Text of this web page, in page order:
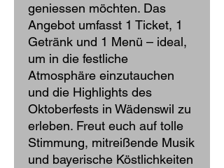
geniessen möchten. Das
Angebot umfasst 1 Ticket, 1
Getränk und 1 Menü – ideal,
um in die festliche
Atmosphäre einzutauchen
und die Highlights des
Oktoberfests in Wädenswil zu
erleben. Freut euch auf tolle
Stimmung, mitreißende Musik
und bayerische Köstlichkeiten